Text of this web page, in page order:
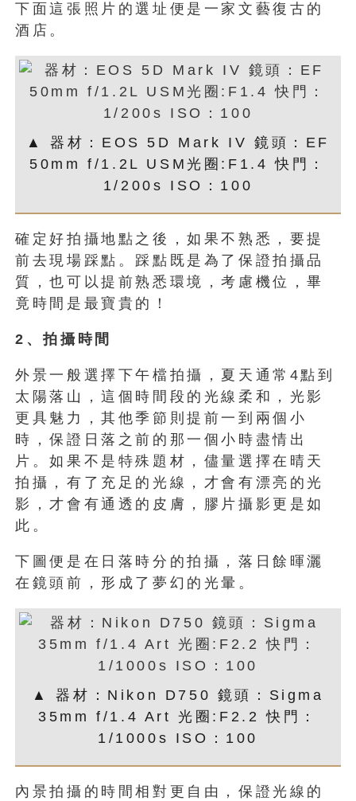
下面這張照片的選址便是一家文藝復古的
酒店。
▲ 器材：EOS 5D Mark IV 鏡頭：EF
50mm f/1.2L USM光圈:F1.4 快門：
1/200s ISO：100
確定好拍攝地點之後，如果不熟悉，要提
前去現場踩點。踩點既是為了保證拍攝品
質，也可以提前熟悉環境，考慮機位，畢
竟時間是最寶貴的！
2 、拍攝時間
外景一般選擇下午檔拍攝，夏天通常4點到
太陽落山，這個時間段的光線柔和，光影
更具魅力，其他季節則提前一到兩個小
時，保證日落之前的那一個小時盡情出
片。如果不是特殊題材，儘量選擇在晴天
拍攝，有了充足的光線，才會有漂亮的光
影，才會有通透的皮膚，膠片攝影更是如
此。
下圖便是在日落時分的拍攝，落日餘暉灑
在鏡頭前，形成了夢幻的光暈。
▲ 器材：Nikon D750 鏡頭：Sigma
35mm f/1.4 Art 光圈:F2.2 快門：
1/1000s ISO：100
內景拍攝的時間相對更自由，保證光線的